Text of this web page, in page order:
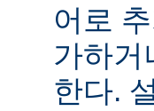
어로
가하거
한다.